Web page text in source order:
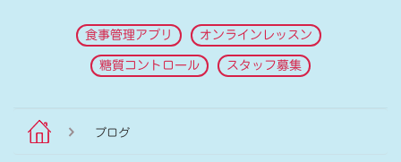
食事管理アプリ オンラインレッスン
糖質コントロール スタッフ募集
ブログ